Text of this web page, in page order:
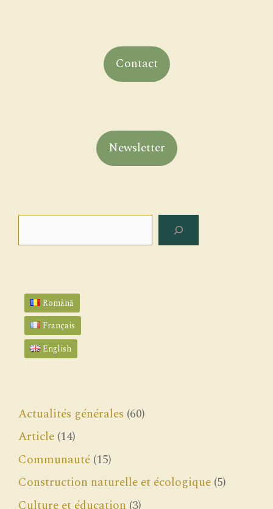
Contact
Newsletter
Română
Français
English
Actualités générales (60)
Article (14)
Communauté (15)
Construction naturelle et écologique (5)
Culture et éducation (3)